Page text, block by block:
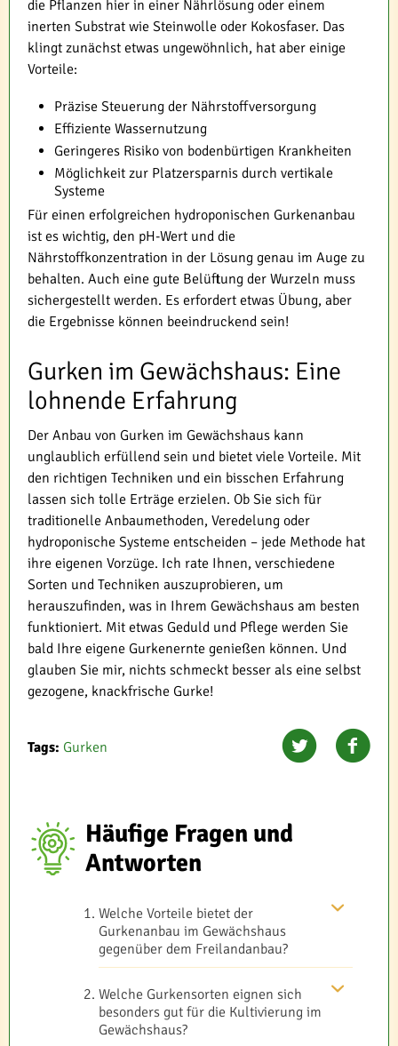
die Pflanzen hier in einer Nährlösung oder einem
inerten Substrat wie Steinwolle oder Kokosfaser. Das
klingt zunächst etwas ungewöhnlich, hat aber einige
Vorteile:
Präzise Steuerung der Nährstoffversorgung
Effiziente Wassernutzung
Geringeres Risiko von bodenbürtigen Krankheiten
Möglichkeit zur Platzersparnis durch vertikale
Systeme
Für einen erfolgreichen hydroponischen Gurkenanbau
ist es wichtig, den pH-Wert und die
Nährstoffkonzentration in der Lösung genau im Auge zu
behalten. Auch eine gute Belüftung der Wurzeln muss
sichergestellt werden. Es erfordert etwas Übung, aber
die Ergebnisse können beeindruckend sein!
Gurken im Gewächshaus: Eine
lohnende Erfahrung
Der Anbau von Gurken im Gewächshaus kann
unglaublich erfüllend sein und bietet viele Vorteile. Mit
den richtigen Techniken und ein bisschen Erfahrung
lassen sich tolle Erträge erzielen. Ob Sie sich für
traditionelle Anbaumethoden, Veredelung oder
hydroponische Systeme entscheiden – jede Methode hat
ihre eigenen Vorzüge. Ich rate Ihnen, verschiedene
Sorten und Techniken auszuprobieren, um
herauszufinden, was in Ihrem Gewächshaus am besten
funktioniert. Mit etwas Geduld und Pflege werden Sie
bald Ihre eigene Gurkenernte genießen können. Und
glauben Sie mir, nichts schmeckt besser als eine selbst
gezogene, knackfrische Gurke!
Tags: Gurken
Häufige Fragen und
Antworten
Welche Vorteile bietet der
Gurkenanbau im Gewächshaus
gegenüber dem Freilandanbau?
Welche Gurkensorten eignen sich
besonders gut für die Kultivierung im
Gewächshaus?